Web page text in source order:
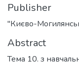
Publisher
"Києво-
Abstract
Тема 10. з